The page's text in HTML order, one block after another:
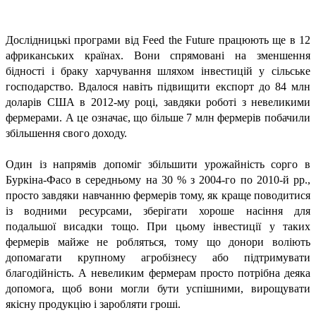
Дослідницькі програми від Feed the Future працюють ще в 12
африканських країнах. Вони спрямовані на зменшення
бідності і браку харчування шляхом інвестицій у сільське
господарство. Вдалося навіть підвищити експорт до 84 млн
доларів США в 2012-му році, завдяки роботі з невеликими
фермерами. А це означає, що більше 7 млн фермерів побачили
збільшення свого доходу.
Один із напрямів допоміг збільшити урожайність сорго в
Буркіна-Фасо в середньому на 30 % з 2004-го по 2010-й рр.,
просто завдяки навчанню фермерів тому, як краще поводитися
із водними ресурсами, зберігати хороше насіння для
подальшої висадки тощо. При цьому інвестиції у таких
фермерів майже не робляться, тому що донори воліють
допомагати крупному агробізнесу або підтримувати
благодійність. А невеликим фермерам просто потрібна деяка
допомога, щоб вони могли бути успішними, вирощувати
якісну продукцію і заробляти гроші.